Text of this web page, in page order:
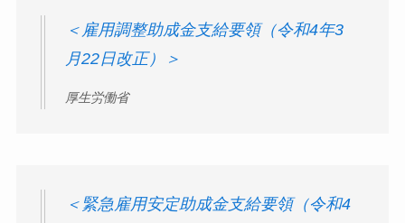
＜雇用調整助成金支給要領（令和4年3
月22日改正）＞
厚生労働省
＜緊急雇用安定助成金支給要領（令和4